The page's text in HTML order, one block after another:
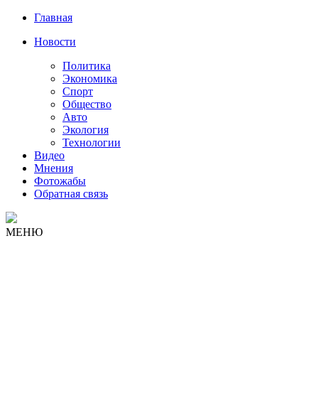
Главная
Новости
Политика
Экономика
Спорт
Общество
Авто
Экология
Технологии
Видео
Мнения
Фотожабы
Обратная связь
МЕНЮ